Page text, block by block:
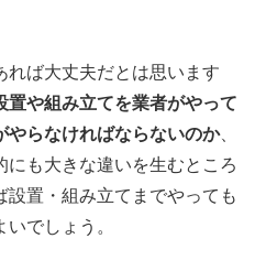
れば大丈夫だとは思います
置や組み立てを業者がやって
やらなければならないのか、
にも大きな違いを生むところ
置・組み立てまでやっても
でしょう。